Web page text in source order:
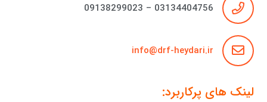
03134404756 – 09138299023
info@drf-heydari.ir
لینک های پرکاربرد: